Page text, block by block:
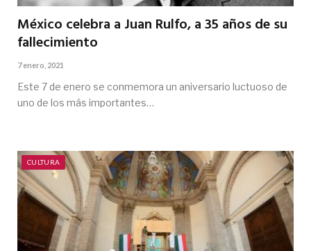
México celebra a Juan Rulfo, a 35 años de su
fallecimiento
7 enero, 2021
Este 7 de enero se conmemora un aniversario luctuoso de
uno de los más importantes…
CULTURA